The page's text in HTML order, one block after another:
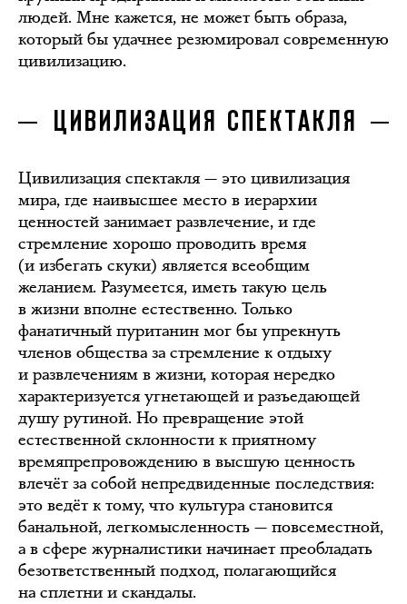
людей. Мне кажется, не может быть образа,
который бы удачнее резюмировал современную
цивилизацию.
ЦИВИЛИЗАЦИЯ СПЕКТАКЛЯ
Цивилизация спектакля — это цивилизация
мира, где наивысшее место в иерархии
ценностей занимает развлечение, и где
стремление хорошо проводить время
(и избегать скуки) является всеобщим
желанием. Разумеется, иметь такую цель
в жизни вполне естественно. Только
фанатичный пуританин мог бы упрекнуть
членов общества за стремление к отдыху
и развлечениям в жизни, которая нередко
характеризуется угнетающей и разъедающей
душу рутиной. Но превращение этой
естественной склонности к приятному
времяпрепровождению в высшую ценность
влечёт за собой непредвиденные последствия:
это ведёт к тому, что культура становится
банальной, легкомысленность — повсеместной,
а в сфере журналистики начинает преобладать
безответственный подход, полагающийся
на сплетни и скандалы.